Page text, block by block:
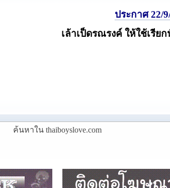
ประกาศ 22/
เล้าเป็ดรณรงค์ ให้ใช้เรีย
ค้นหาใน thaiboyslove.com